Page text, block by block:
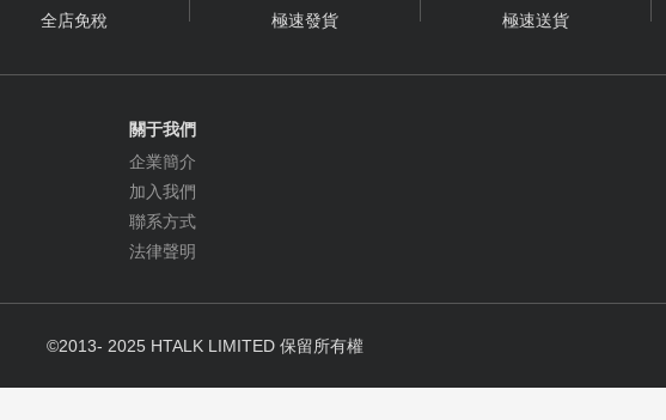
全店免稅 極速發貨 極速送貨
關于我們
企業簡介
加入我們
聯系方式
法律聲明
©2013- 2025 HTALK LIMITED 保留所有權